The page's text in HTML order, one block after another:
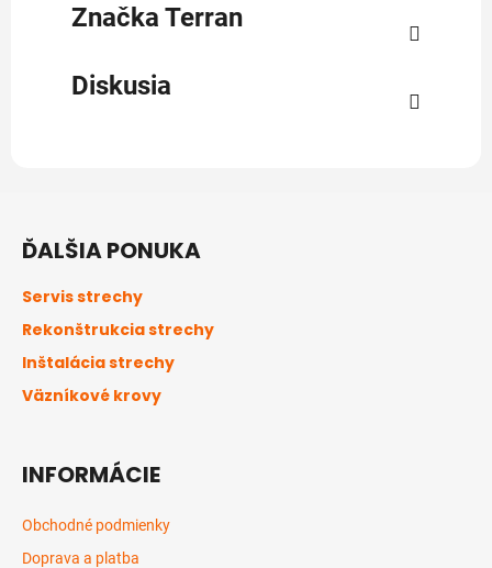
Značka Terran
Diskusia
ĎALŠIA PONUKA
Servis strechy
Rekonštrukcia strechy
Inštalácia strechy
Väzníkové krovy
INFORMÁCIE
Obchodné podmienky
Doprava a platba